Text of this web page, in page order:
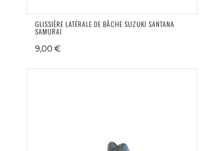
GLISSIÈRE LATÉRALE DE BÂCHE SUZUKI SANTANA
SAMURAI
9,00 €